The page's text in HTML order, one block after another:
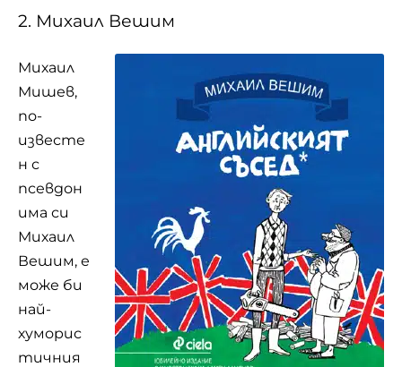
2. Михаил Вешим
Михаил
Мишев,
по-
известе
н с
псевдон
има си
Михаил
Вешим, е
може би
най-
хуморис
тичния